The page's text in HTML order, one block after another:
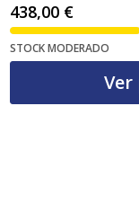
438,00 €
STOCK MODERADO